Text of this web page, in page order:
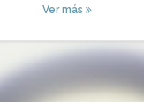
Ver más